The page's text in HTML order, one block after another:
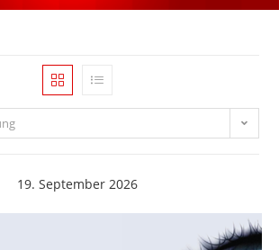
19. September 2026